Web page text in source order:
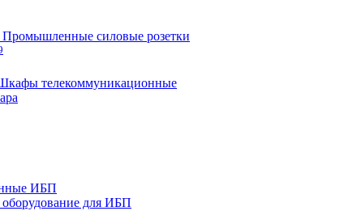
Промышленные силовые розетки
телекоммуникационные
ИБП
для ИБП